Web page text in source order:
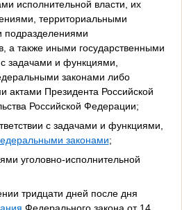
исполнительной власти, их
территориальными
подразделениями
а также иными государственными
задачами и функциями,
законами либо
актами Президента Российской
Российской Федерации;
с задачами и функциями,
законами;
уголовно-исполнительной
тридцати дней после дня
Федерального закона от 14